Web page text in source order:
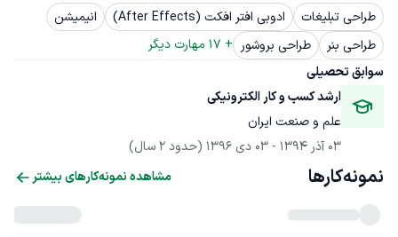
طراحی تبلیغات
ادوبی افتر افکت (After Effects)
انیمیشن
طراحی بنر
طراحی بروشور +
17 مهارت دیگر
سوابق تحصیلی
ارشد کسب و کار الکترونیکی
علم و صنعت ایران
03 آذر 1394
- 03 دی 1396 (حدود 2 سال)
نمونه‌کارها مشاهده نمونه‌کارهای بیشتر